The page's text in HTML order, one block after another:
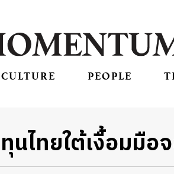
CULTURE PEOPLE
นไทยใต้เงื้อมมื